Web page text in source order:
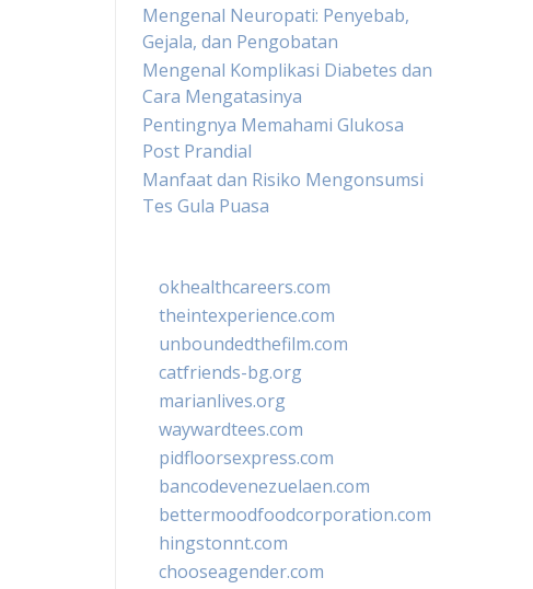
Mengenal Neuropati: Penyebab,
Gejala, dan Pengobatan
Mengenal Komplikasi Diabetes dan
Cara Mengatasinya
Pentingnya Memahami Glukosa
Post Prandial
Manfaat dan Risiko Mengonsumsi
Tes Gula Puasa
okhealthcareers.com
theintexperience.com
unboundedthefilm.com
catfriends-bg.org
marianlives.org
waywardtees.com
pidfloorsexpress.com
bancodevenezuelaen.com
bettermoodfoodcorporation.com
hingstonnt.com
chooseagender.com